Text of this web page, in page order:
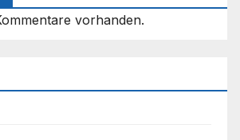
vorhanden.